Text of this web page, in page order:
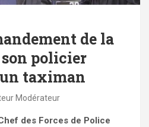
de la
policier
taximan
Modérateur
des Forces de Police